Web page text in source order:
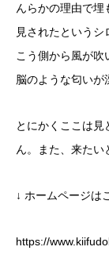
んらかの理由で
見されたという
こう側から風が
脳のような匂いが
とにかくここは
ん。また、来たい
↓ ホームページは
https://